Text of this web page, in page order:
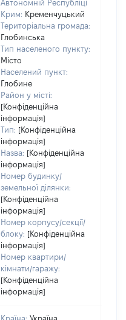
Автономній Республіці
Крим: Кременчуцький
Територіальна громада:
Глобинська
Тип населеного пункту:
Місто
Населений пункт:
Глобине
Район у місті:
[Конфіденційна
інформація]
Тип: [Конфіденційна
інформація]
Назва: [Конфіденційна
інформація]
Номер будинку/
земельної ділянки:
[Конфіденційна
інформація]
Номер корпусу/секції/
блоку: [Конфіденційна
інформація]
Номер квартири/
кімнати/гаражу:
[Конфіденційна
інформація]
Країна: Україна